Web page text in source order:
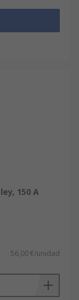
150 A
56,00 €/unidad